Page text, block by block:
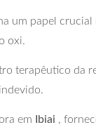
um papel crucial
oxi.
terapêutico da
em Ibiai ,